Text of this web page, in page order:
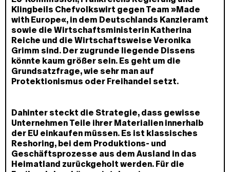
Klingbeils Chefvolkswirt gegen Team »Made
with Europe«, in dem Deutschlands Kanzleramt
sowie die Wirtschaftsministerin Katherina
Reiche und die Wirtschaftsweise Veronika
Grimm sind. Der zugrunde liegende Dissens
könnte kaum größer sein. Es geht um die
Grundsatzfrage, wie sehr man auf
Protektionismus oder Freihandel setzt.
Dahinter steckt die Strategie, dass gewisse
Unternehmen Teile ihrer Materialien innerhalb
der EU einkaufen müssen. Es ist klassisches
Reshoring, bei dem Produktions- und
Geschäftsprozesse aus dem Ausland in das
Heimatland zurückgeholt werden. Für die